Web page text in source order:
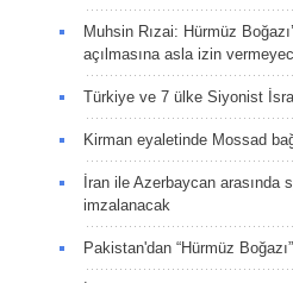
Muhsin Rızai: Hürmüz
açılmasına asla izin
Türkiye ve 7 ülke Siyonist
Kirman eyaletinde Mossad
İran ile Azerbaycan arasında
imzalanacak
Pakistan'dan “Hürmüz